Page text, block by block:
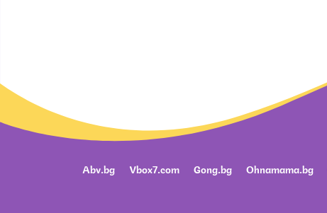
Abv.bg Vbox7.com Gong.bg Ohnamama.bg